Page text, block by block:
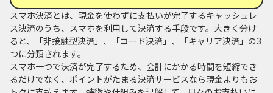
スマホ決済とは、現金を使わずに支払いが完了するキャッシュレ
ス決済のうち、スマホを利用して決済する手段です。大きく分け
ると、「非接触型決済」、「コード決済」、「キャリア決済」の3
つに分類されます。
スマホ一つで決済が完了するため、会計にかかる時間を短縮でき
るだけでなく、ポイントがたまる決済サービスなら現金よりもお